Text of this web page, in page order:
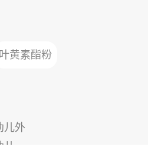
叶黄素酯粉
儿外
儿